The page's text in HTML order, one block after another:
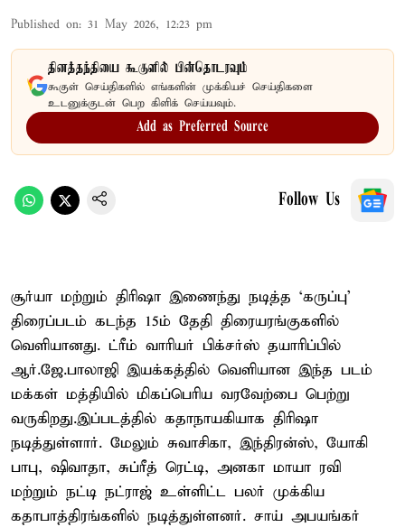
Published on: 31 May 2026, 12:23 pm
தினத்தந்தியை கூகுளில் பின்தொடரவும்
கூகுள் செய்திகளில் எங்களின் முக்கியச் செய்திகளை
உடனுக்குடன் பெற கிளிக் செய்யவும்.
Add as Preferred Source
Follow Us
சூர்யா மற்றும் திரிஷா இணைந்து நடித்த ‘கருப்பு’
திரைப்படம் கடந்த 15ம் தேதி திரையரங்குகளில்
வெளியானது. ட்ரீம் வாரியர் பிக்சர்ஸ் தயாரிப்பில்
ஆர்.ஜே.பாலாஜி இயக்கத்தில் வெளியான இந்த படம்
மக்கள் மத்தியில் மிகப்பெரிய வரவேற்பை பெற்று
வருகிறது.இப்படத்தில் கதாநாயகியாக திரிஷா
நடித்துள்ளார். மேலும் சுவாசிகா, இந்திரன்ஸ், யோகி
பாபு, ஷிவாதா, சுப்ரீத் ரெட்டி, அனகா மாயா ரவி
மற்றும் நட்டி நட்ராஜ் உள்ளிட்ட பலர் முக்கிய
கதாபாத்திரங்களில் நடித்துள்ளனர். சாய் அபயங்கர்